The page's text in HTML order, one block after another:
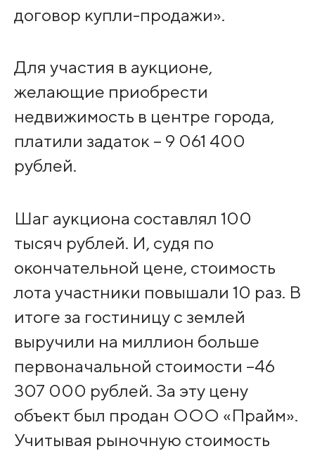
договор купли-продажи».
Для участия в аукционе,
желающие приобрести
недвижимость в центре города,
платили задаток – 9 061 400
рублей.
Шаг аукциона составлял 100
тысяч рублей. И, судя по
окончательной цене, стоимость
лота участники повышали 10 раз. В
итоге за гостиницу с землей
выручили на миллион больше
первоначальной стоимости –46
307 000 рублей. За эту цену
объект был продан ООО «Прайм».
Учитывая рыночную стоимость